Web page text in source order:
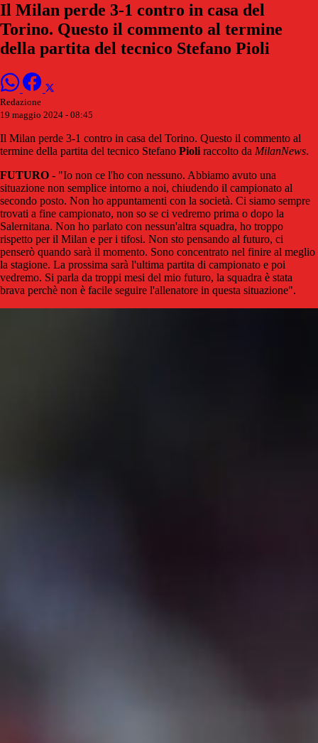
Il Milan perde 3-1 contro in casa del
Torino. Questo il commento al termine
della partita del tecnico Stefano Pioli
Redazione
19 maggio 2024 - 08:45
Il Milan perde 3-1 contro in casa del Torino. Questo il commento al
termine della partita del tecnico Stefano Pioli raccolto da MilanNews.
FUTURO - "Io non ce l'ho con nessuno. Abbiamo avuto una
situazione non semplice intorno a noi, chiudendo il campionato al
secondo posto. Non ho appuntamenti con la società. Ci siamo sempre
trovati a fine campionato, non so se ci vedremo prima o dopo la
Salernitana. Non ho parlato con nessun'altra squadra, ho troppo
rispetto per il Milan e per i tifosi. Non sto pensando al futuro, ci
penserò quando sarà il momento. Sono concentrato nel finire al meglio
la stagione. La prossima sarà l'ultima partita di campionato e poi
vedremo. Si parla da troppi mesi del mio futuro, la squadra è stata
brava perchè non è facile seguire l'allenatore in questa situazione".